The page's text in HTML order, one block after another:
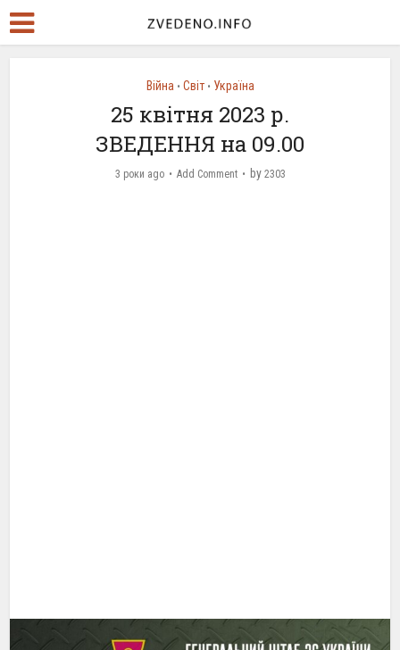
Війна • Світ • Україна
25 квітня 2023 р.
ЗВЕДЕННЯ на 09.00
3 роки ago Add Comment by 2303